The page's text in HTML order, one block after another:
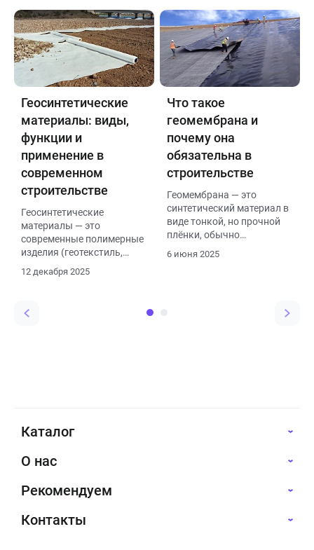
дорожном строительстве,
укреплении склонов,
береговых линий, дамб, а
также в ландшафтном
дизайне.
эластичностью и
водопроницаемостью. Он
устойчив к нагрузкам,
перепадам температур,
влаге и агрессивным
средам, не подвержен
гниению и разложению
Геосинтетические
материалы: виды,
функции и
применение в
современном
строительстве
Геосинтетические
материалы — это
современные полимерные
изделия (геотекстиль,
георешетка, геомембрана
и др.), которые
армирования, дренажа,
12 декабря 2025
Что такое
геомембрана и
почему она
обязательна в
строительстве
Геомембрана — это
синтетический материал в
виде тонкой, но прочной
плёнки, обычно
6 июня 2025
Каталог
О нас
Рекомендуем
Контакты